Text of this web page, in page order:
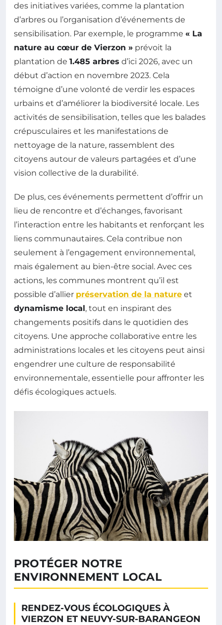
des initiatives variées, comme la plantation
d’arbres ou l’organisation d’événements de
sensibilisation. Par exemple, le programme « La
nature au cœur de Vierzon » prévoit la
plantation de 1.485 arbres d’ici 2026, avec un
début d’action en novembre 2023. Cela
témoigne d’une volonté de verdir les espaces
urbains et d’améliorer la biodiversité locale. Les
activités de sensibilisation, telles que les balades
crépusculaires et les manifestations de
nettoyage de la nature, rassemblent des
citoyens autour de valeurs partagées et d’une
vision collective de la durabilité.
De plus, ces événements permettent d’offrir un
lieu de rencontre et d’échanges, favorisant
l’interaction entre les habitants et renforçant les
liens communautaires. Cela contribue non
seulement à l’engagement environnemental,
mais également au bien-être social. Avec ces
actions, les communes montrent qu’il est
possible d’allier préservation de la nature et
dynamisme local, tout en inspirant des
changements positifs dans le quotidien des
citoyens. Une approche collaborative entre les
administrations locales et les citoyens peut ainsi
engendrer une culture de responsabilité
environnementale, essentielle pour affronter les
défis écologiques actuels.
PROTÉGER NOTRE
ENVIRONNEMENT LOCAL
RENDEZ-VOUS ÉCOLOGIQUES À
VIERZON ET NEUVY-SUR-BARANGEON